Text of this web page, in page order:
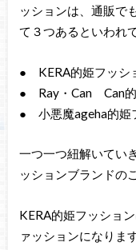
ッションは、通販で
て３つあるといわれ
● KERA的姫フッシ
● Ray・Can Can的
● 小悪魔ageha的姫
一つ一つ紐解いてい
ッションブランドの
KERA的姫フッショ
ァッションになりま